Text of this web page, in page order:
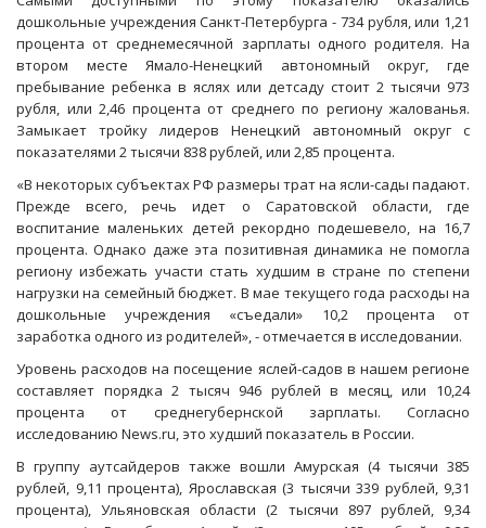
дошкольные учреждения Санкт-Петербурга - 734 рубля, или 1,21
процента от среднемесячной зарплаты одного родителя. На
втором месте Ямало-Ненецкий автономный округ, где
пребывание ребенка в яслях или детсаду стоит 2 тысячи 973
рубля, или 2,46 процента от среднего по региону жалованья.
Замыкает тройку лидеров Ненецкий автономный округ с
показателями 2 тысячи 838 рублей, или 2,85 процента.
«В некоторых субъектах РФ размеры трат на ясли-сады падают.
Прежде всего, речь идет о Саратовской области, где
воспитание маленьких детей рекордно подешевело, на 16,7
процента. Однако даже эта позитивная динамика не помогла
региону избежать участи стать худшим в стране по степени
нагрузки на семейный бюджет. В мае текущего года расходы на
дошкольные учреждения «съедали» 10,2 процента от
заработка одного из родителей», - отмечается в исследовании.
Уровень расходов на посещение яслей-садов в нашем регионе
составляет порядка 2 тысяч 946 рублей в месяц, или 10,24
процента от среднегубернской зарплаты. Согласно
исследованию News.ru, это худший показатель в России.
В группу аутсайдеров также вошли Амурская (4 тысячи 385
рублей, 9,11 процента), Ярославская (3 тысячи 339 рублей, 9,31
процента), Ульяновская области (2 тысячи 897 рублей, 9,34